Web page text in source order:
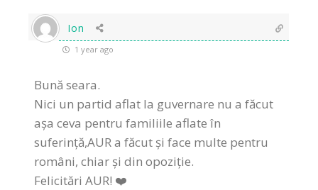
Ion
1 year ago
Bună seara.
Nici un partid aflat la guvernare nu a făcut
așa ceva pentru familiile aflate în
suferință,AUR a făcut și face multe pentru
români, chiar și din opoziție.
Felicitări AUR! ❤️